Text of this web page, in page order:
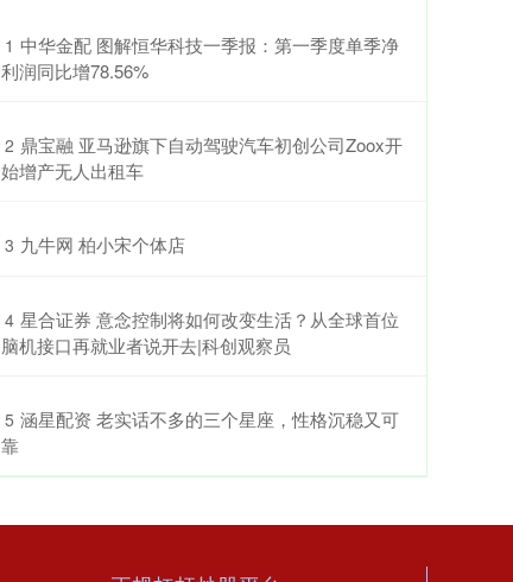
1 ​中华金配 图解恒华科技一季报：第一季度单季净
利润同比增78.56%
2 ​鼎宝融 亚马逊旗下自动驾驶汽车初创公司Zoox开
始增产无人出租车
3 ​九牛网 柏小宋个体店
4 ​星合证券 意念控制将如何改变生活？从全球首位
脑机接口再就业者说开去|科创观察员
5 ​涵星配资 老实话不多的三个星座，性格沉稳又可
靠